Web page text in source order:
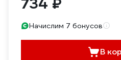
Начислим 7 бонусов
В